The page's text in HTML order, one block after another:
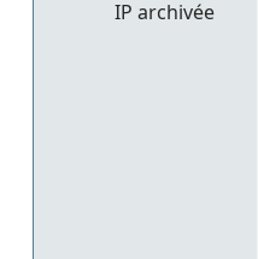
IP archivée